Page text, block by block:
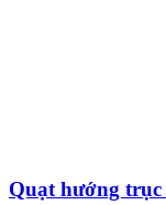
Quạt hướng